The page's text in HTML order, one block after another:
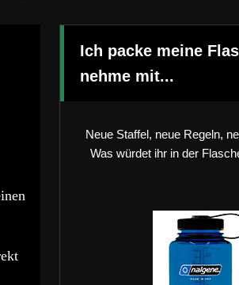
Ich packe meine
nehme mit...
Neue Staffel, neue Regeln,
Was würdet ihr in der